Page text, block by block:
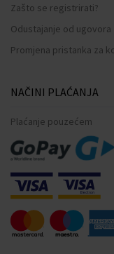
Zašto se registrirati?
Odustajanje od ugovora
Promjena pristanka za
NAČINI PLAĆANJA
Plaćanje pouzećem